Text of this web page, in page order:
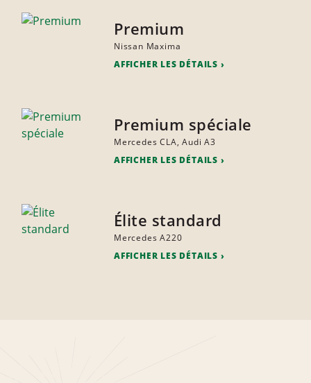
Premium
Nissan Maxima
AFFICHER LES DÉTAILS
Premium spéciale
Mercedes CLA, Audi A3
AFFICHER LES DÉTAILS
Élite standard
Mercedes A220
AFFICHER LES DÉTAILS